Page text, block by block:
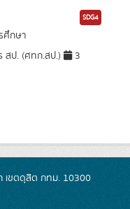
SDG4
ศึกษา
สป. (ศทก.สป.)
3
เขตดุสิต กทม. 10300